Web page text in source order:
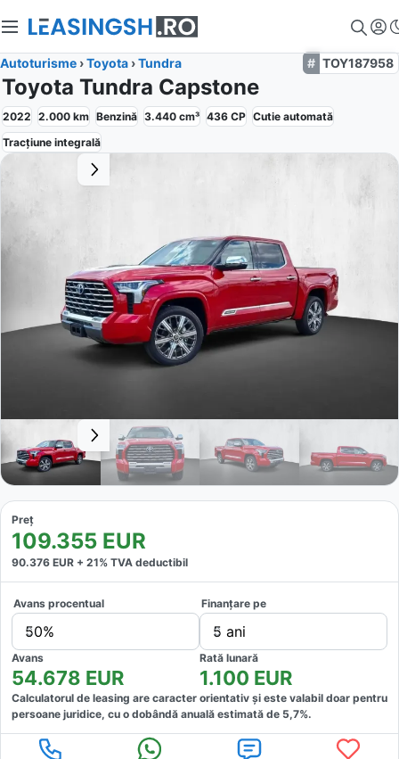
Autoturisme ›Toyota ›Tundra TOY187958
Toyota Tundra Capstone
2022 2.000 km Benzină 3.440 cm³ 436 CP Cutie automată
Tracțiune integrală
Preț
109.355 EUR
90.376 EUR + 21% TVA deductibil
Avans procentual
50%
Finanțare pe
5 ani
Avans
54.678 EUR
Rată lunară
1.100 EUR
Calculatorul de leasing are caracter orientativ și este valabil doar pentru
persoane juridice, cu o dobândă anuală estimată de 5,7%.